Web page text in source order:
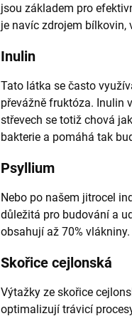
jsou základem pro
je navíc zdrojem
Inulin
Tato látka se často
převážně fruktóza. Inulin
střevech se totiž chová
bakterie a pomáhá tak
Psyllium
Nebo po našem jitrocel
důležitá pro budování a
obsahují až 70% vlákniny.
Skořice cejlonská
Výtažky ze skořice
optimalizují trávicí